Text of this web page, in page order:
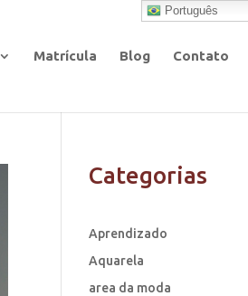
Matrícula Blog Contato
Categorias
Aprendizado
Aquarela
area da moda
Português